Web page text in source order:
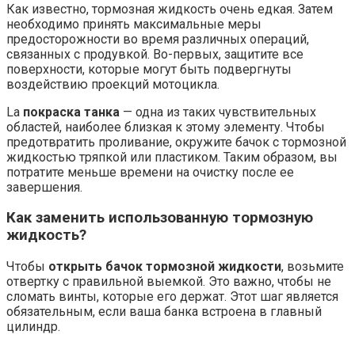
Как известно, тормозная жидкость очень едкая. Затем
необходимо принять максимальные меры
предосторожности во время различных операций,
связанных с продувкой. Во-первых, защитите все
поверхности, которые могут быть подвергнуты
воздействию проекций мотоцикла.
La покраска танка — одна из таких чувствительных
областей, наиболее близкая к этому элементу. Чтобы
предотвратить проливание, окружите бачок с тормозной
жидкостью тряпкой или пластиком. Таким образом, вы
потратите меньше времени на очистку после ее
завершения.
Как заменить использованную тормозную
жидкость?
Чтобы открыть бачок тормозной жидкости, возьмите
отвертку с правильной выемкой. Это важно, чтобы не
сломать винты, которые его держат. Этот шаг является
обязательным, если ваша банка встроена в главный
цилиндр.